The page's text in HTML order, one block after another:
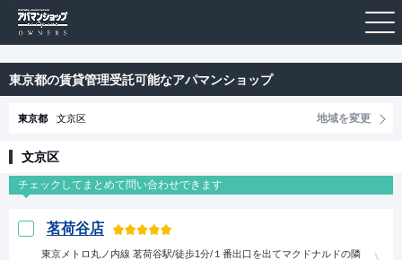
東京都の賃貸管理受託可能なアパマンショップ
文京区
茗荷谷店
東京メトロ丸ノ内線 茗荷谷駅/徒歩1分/１番出口を出てマクドナルドの隣
東京都 文京区 地域を変更